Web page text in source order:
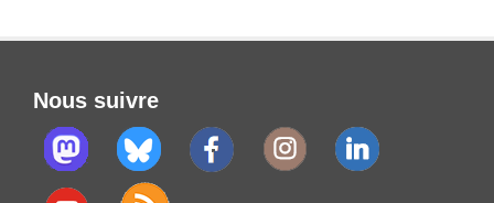
Nous suivre